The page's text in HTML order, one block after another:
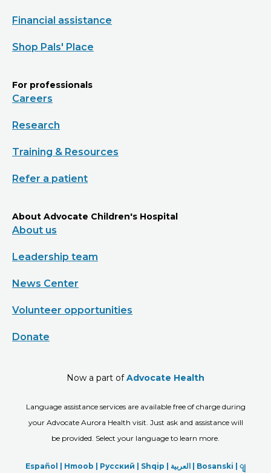
Financial assistance
Shop Pals' Place
For professionals
Careers
Research
Training & Resources
Refer a patient
About Advocate Children's Hospital
About us
Leadership team
News Center
Volunteer opportunities
Donate
Now a part ofAdvocate Health
Language assistance services are available free of charge during
your Advocate Aurora Health visit. Just ask and assistance will
be provided. Select your language to learn more.
Español | Hmoob | Русский | Shqip | العربیة | Bosanski | ျ